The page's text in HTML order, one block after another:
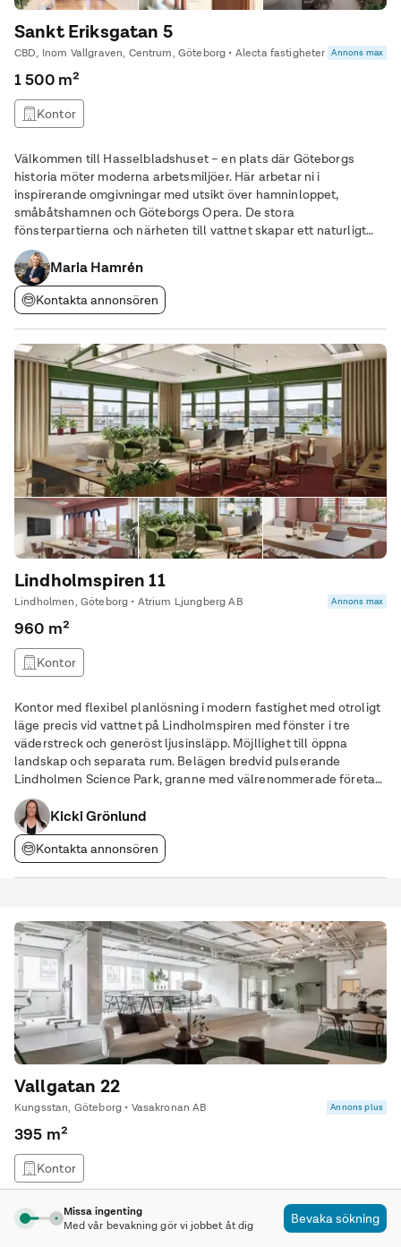
Sankt Eriksgatan 5
CBD, Inom Vallgraven, Centrum, Göteborg • Alecta fastigheter Annons max
1 500 m²
Kontor
Välkommen till Hasselbladshuset – en plats där Göteborgs
historia möter moderna arbetsmiljöer. Här arbetar ni i
inspirerande omgivningar med utsikt över hamninloppet,
småbåtshamnen och Göteborgs Opera. De stora
fönsterpartierna och närheten till vattnet skapar ett naturligt
ljusflöde och en atmosfär som få kontorslägen kan erbjuda.
Fastigheten bär på ett starkt arv från den välkända
Maria Hamrén
Kontakta annonsören
Lindholmspiren 11
Lindholmen, Göteborg • Atrium Ljungberg AB Annons max
960 m²
Kontor
Kontor med flexibel planlösning i modern fastighet med otroligt
läge precis vid vattnet på Lindholmspiren med fönster i tre
väderstreck och generöst ljusinsläpp. Möjllighet till öppna
landskap och separata rum. Belägen bredvid pulserande
Lindholmen Science Park, granne med välrenommerade företag
som Ericsson, Volvo Cars, Geely, Lynk & Co, SAAB och RISE.
Perfekt för dig som söker kreativ miljö,
Kicki Grönlund
Kontakta annonsören
Vallgatan 22
Kungsstan, Göteborg • Vasakronan AB Annons plus
395 m²
Kontor
Välkomna till er nya inspirerande arbetsplats om 395
kvadratmeter på andra våningen. Här erbjuds ett flexibelt
Missa ingenting
Med vår bevakning gör vi jobbet åt dig
Bevaka sökning